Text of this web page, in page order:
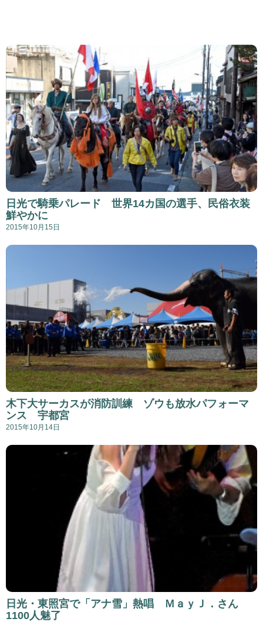
日光で騎乗パレード 世界14カ国の選手、民俗衣装
鮮やかに
2015年10月15日
木下大サーカスが消防訓練 ゾウも放水パフォーマ
ンス 宇都宮
2015年10月14日
日光・東照宮で「アナ雪」熱唱 ＭａｙＪ．さん
1100人魅了